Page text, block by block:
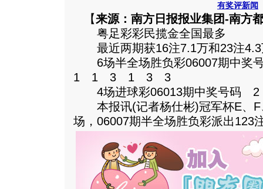
有奖评新闻
【来源：南方日报报业集团-南方
粤足彩彩民揽金全国最多
最近两期获16注7.1万和23注4.3
6场半全场胜负彩06007期
1 1 3 1 3 3
4场进球彩06013期中奖
本报讯(记者杨仕彬)冠军杯E、F
场，06007期半全场胜负彩派出123